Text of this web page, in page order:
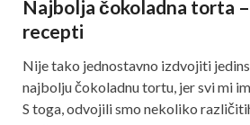
Najbolja čokoladna torta
recepti
Nije tako jednostavno izdvojiti
najbolju čokoladnu tortu, jer svi mi
S toga, odvojili smo nekoliko